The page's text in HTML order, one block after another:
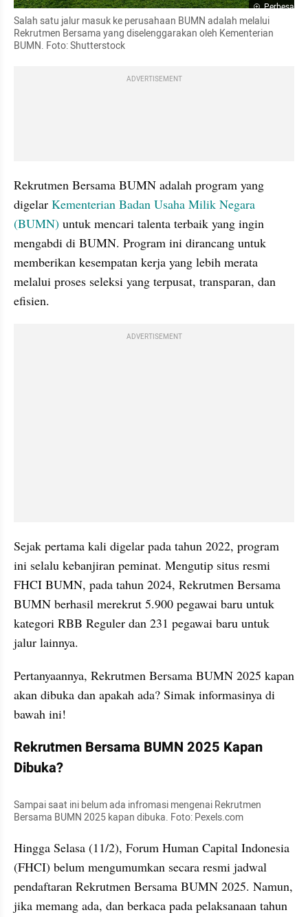
Perbesar
Salah satu jalur masuk ke perusahaan BUMN adalah melalui
Rekrutmen Bersama yang diselenggarakan oleh Kementerian
BUMN. Foto: Shutterstock
ADVERTISEMENT
Rekrutmen Bersama BUMN adalah program yang
digelar Kementerian Badan Usaha Milik Negara
(BUMN) untuk mencari talenta terbaik yang ingin
mengabdi di BUMN. Program ini dirancang untuk
memberikan kesempatan kerja yang lebih merata
melalui proses seleksi yang terpusat, transparan, dan
efisien.
ADVERTISEMENT
Sejak pertama kali digelar pada tahun 2022, program
ini selalu kebanjiran peminat. Mengutip situs resmi
FHCI BUMN, pada tahun 2024, Rekrutmen Bersama
BUMN berhasil merekrut 5.900 pegawai baru untuk
kategori RBB Reguler dan 231 pegawai baru untuk
jalur lainnya.
Pertanyaannya, Rekrutmen Bersama BUMN 2025 kapan
akan dibuka dan apakah ada? Simak informasinya di
bawah ini!
Rekrutmen Bersama BUMN 2025 Kapan
Dibuka?
Sampai saat ini belum ada infromasi mengenai Rekrutmen
Bersama BUMN 2025 kapan dibuka. Foto: Pexels.com
Hingga Selasa (11/2), Forum Human Capital Indonesia
(FHCI) belum mengumumkan secara resmi jadwal
pendaftaran Rekrutmen Bersama BUMN 2025. Namun,
jika memang ada, dan berkaca pada pelaksanaan tahun